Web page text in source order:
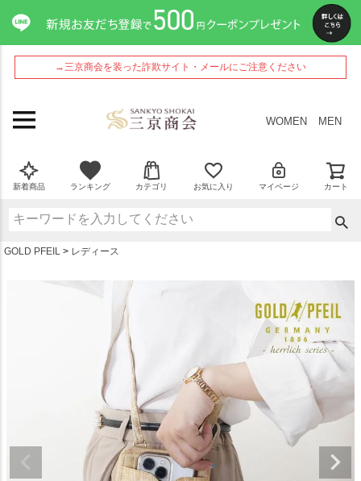
→三京商会を装った詐欺サイト・メールにご注意ください
WOMEN MEN
新着商品 ランキング カテゴリ お気に入り マイページ カート
GOLD PFEIL レディース
ペー
ジト
ップ
へ